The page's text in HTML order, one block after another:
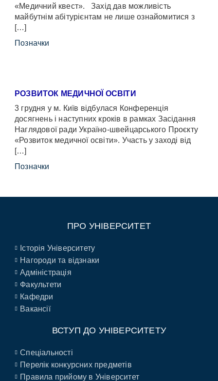
«Медичний квест». Захід дав можливість
майбутнім абітурієнтам не лише ознайомитися з
[…]
Позначки
РОЗВИТОК МЕДИЧНОЇ ОСВІТИ
3 грудня у м. Київ відбулася Конференція
досягнень і наступних кроків в рамках Засідання
Наглядової ради Україно-швейцарського Проєкту
«Розвиток медичної освіти». Участь у заході від
[…]
Позначки
ПРО УНІВЕРСИТЕТ
Історія Університету
Нагороди та відзнаки
Адміністрація
Факультети
Кафедри
Вакансії
ВСТУП ДО УНІВЕРСИТЕТУ
Спеціальності
Перелік конкурсних предметів
Правила прийому в Університет